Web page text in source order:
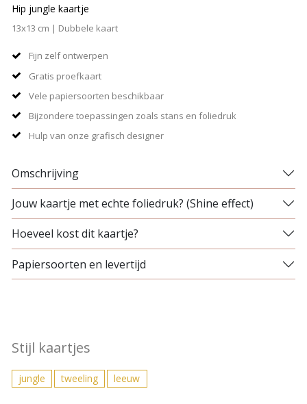
Hip jungle kaartje
13x13 cm | Dubbele kaart
Fijn zelf ontwerpen
Gratis proefkaart
Vele papiersoorten beschikbaar
Bijzondere toepassingen zoals stans en foliedruk
Hulp van onze grafisch designer
Omschrijving
Jouw kaartje met echte foliedruk? (Shine effect)
Hoeveel kost dit kaartje?
Papiersoorten en levertijd
Stijl kaartjes
jungle tweeling leeuw